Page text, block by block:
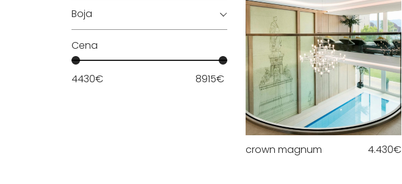
Boja
Cena
4430€ 8915€
crown magnum 4.430€